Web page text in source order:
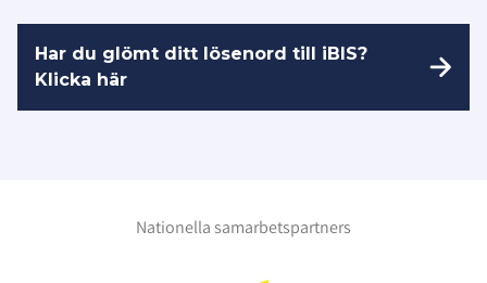
Har du glömt ditt lösenord till iBIS?
Klicka här
Nationella samarbetspartners